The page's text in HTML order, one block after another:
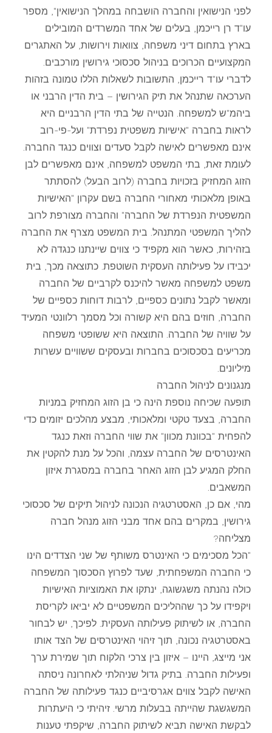
לפני הנישואין והחברה הושבחה במהלך הנישואין", מספר
עו"ד רן רייכמן, בעלים של אחד המשרדים המובילים
בארץ בתחום דיני משפחה, צוואות וירושות, על האתגרים
המקצועיים הכרוכים בניהול סכסוכי גירושין מורכבים.
לדברי עו"ד רייכמן, התשובות לשאלות הללו טמונה בזהות
הערכאה שתנהל את תיק הגירושין – בית הדין הרבני או
ביהמ"ש למשפחה. הנטייה של בתי הדין הרבניים היא
לראות בחברה "אישיות משפטית נפרדת" ועל-פי-רוב
אינם מאפשרים לאישה לקבל סעדים וצווים כנגד החברה.
לעומת זאת, בתי המשפט למשפחה, אינם מאפשרים לבן
הזוג המחזיק בזכויות בחברה (לרוב הבעל) להסתתר
באופן מלאכותי מאחורי החברה בשם עקרון "האישיות
המשפטית הנפרדת של החברה" והחברה מצורפת לרוב
להליך המשפטי המתנהל. בית המשפט מצרף את החברה
בזהירות, כאשר הוא מקפיד כי צווים שיינתנו כנגדה לא
יכבידו על פעילותה העסקית השוטפת. כתוצאה מכך, בית
משפט למשפחה מאשר להיכנס לקרביים של החברה
ומאשר לקבל נתונים כספיים, לרבות דוחות כספיים של
החברה, חוזים בהם היא קשורה וכל מסמך רלוונטי המעיד
על שוויה של החברה. התוצאה היא ששופטי משפחה
מכריעים בסכסוכים בחברות ובעסקים ששוויים עשרות
מיליונים.
מנגנונים לניהול החברה
תופעה שכיחה נוספת הינה כי בן הזוג המחזיק במניות
החברה, בצעד טקטי ומלאכותי, מבצע מהלכים יזומים כדי
להפחית "בכוונת מכוון" את שווי החברה וזאת כנגד
האינטרסים של החברה עצמה, והכל על מנת להקטין את
החלק המגיע לבן הזוג האחר בחברה במסגרת איזון
המשאבים.
מהי, אם כן, האסטרטגיה הנכונה לניהול תיקים של סכסוכי
גירושין, במקרים בהם אחד מבני הזוג מנהל חברה
מצליחה?
"הכל מסכימים כי האינטרס משותף של שני הצדדים הינו
כי החברה המשפחתית, שעד לפרוץ הסכסוך המשפחה
כולה נהנתה משגשוגה, ינתקו את האמוציות האישיות
ויקפידו על כך שההליכים המשפטיים לא יביאו לקריסת
החברה, או לשיתוק פעילותה העסקית. לפיכך, יש לבחור
באסטרטגיה נכונה, תוך זיהוי האינטרסים של הצד אותו
אני מייצג, היינו – איזון בין צרכי הלקוח תוך שמירת ערך
ופעילות החברה. בתיק גדול שניהלתי לאחרונה ניסתה
האישה לקבל צווים אגרסיביים כנגד פעילותה של החברה
המשגשגת שהייתה בבעלות מרשי. זיהיתי כי היעתרות
לבקשת האישה תביא לשיתוק החברה, שיקפתי טענות